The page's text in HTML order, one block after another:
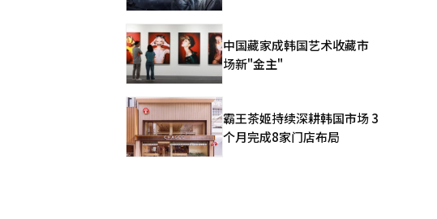
中国藏家成韩国艺术收藏市
场新"金主"
霸王茶姬持续深耕韩国市场 3
个月完成8家门店布局